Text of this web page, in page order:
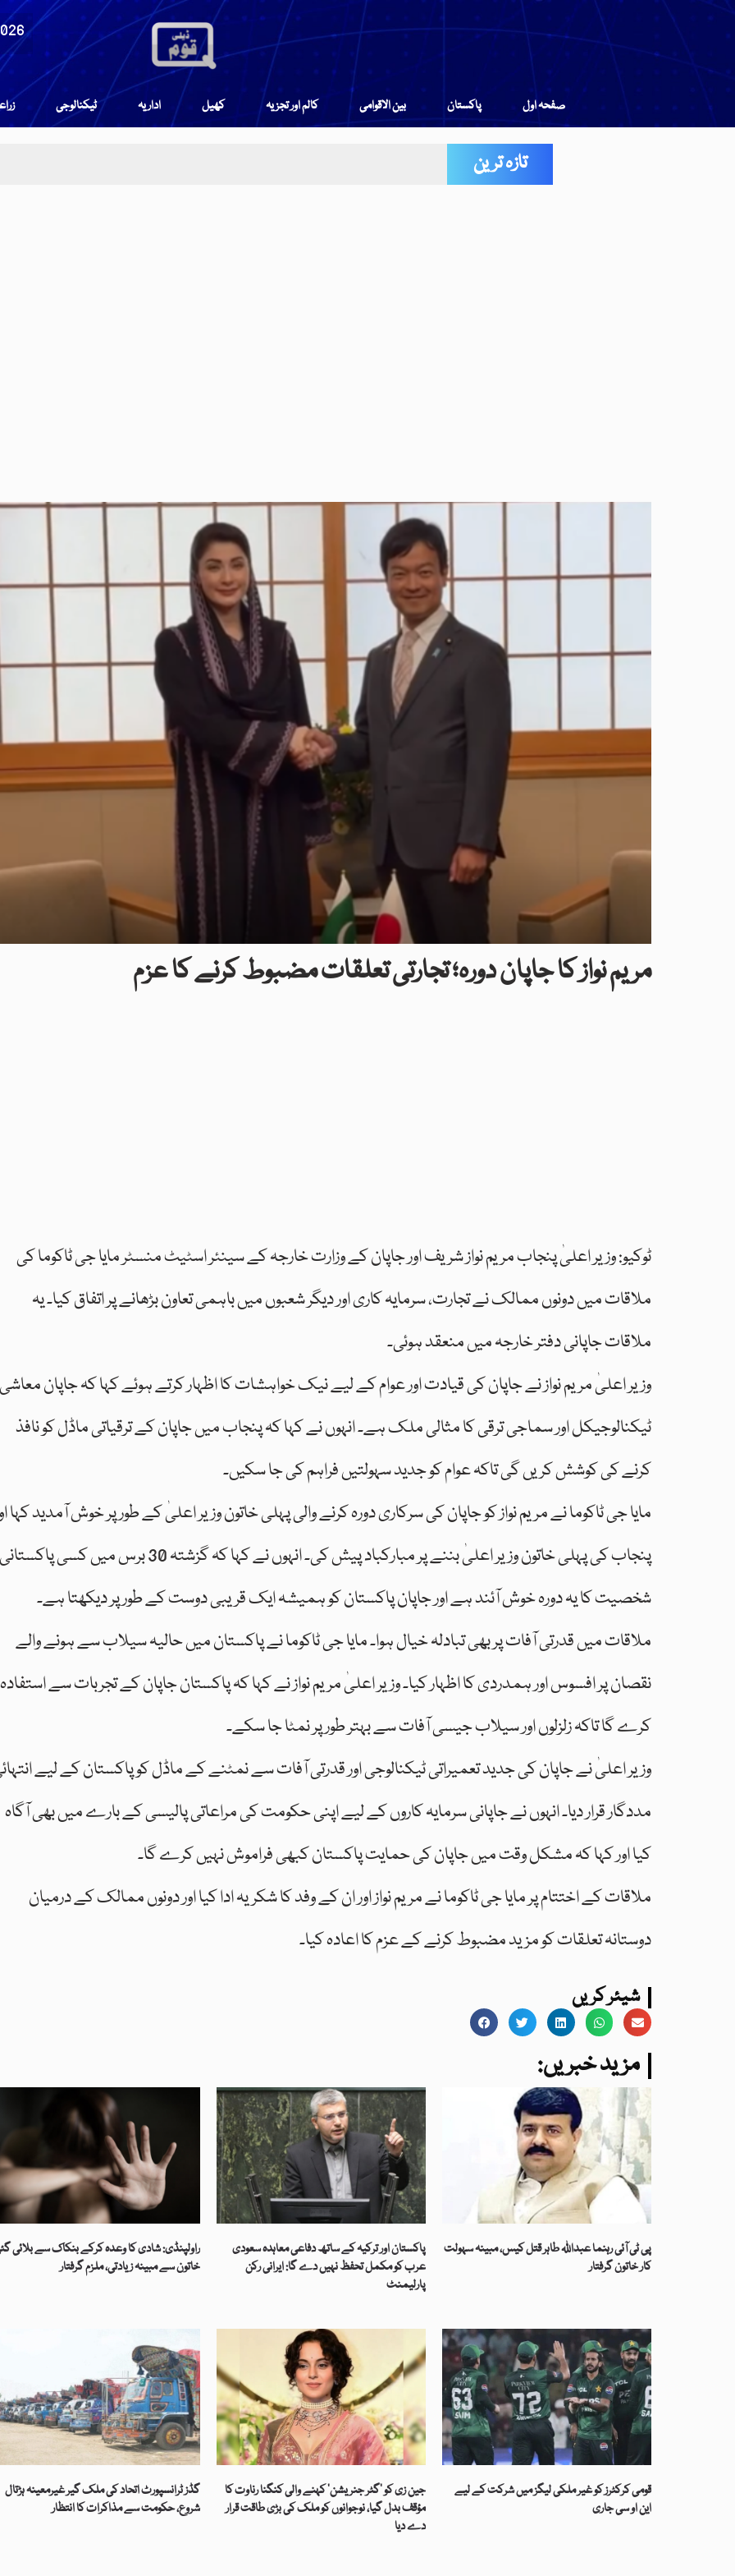
ٹیکنالوجی اداریہ کھیل کالم اور تجزیہ بین الاقوامی پاکستان صفحہ اول
تازہ ترین
مریم نواز کا جاپان دورہ؛ تجارتی تعلقات مضبوط کرنے کا عزم
ٹوکیو: وزیر اعلیٰ پنجاب مریم نواز شریف اور جاپان کے وزارت خارجہ کے سینئر اسٹیٹ منسٹر مایا جی ٹاکوما کی
ملاقات میں دونوں ممالک نے تجارت، سرمایہ کاری اور دیگر شعبوں میں باہمی تعاون بڑھانے پر اتفاق کیا۔ یہ
ملاقات جاپانی دفتر خارجہ میں منعقد ہوئی۔
وزیر اعلیٰ مریم نواز نے جاپان کی قیادت اور عوام کے لیے نیک خواہشات کا اظہار کرتے ہوئے کہا کہ جاپان
ٹیکنالوجیکل اور سماجی ترقی کا مثالی ملک ہے۔ انہوں نے کہا کہ پنجاب میں جاپان کے ترقیاتی ماڈل کو نافذ
کرنے کی کوشش کریں گی تاکہ عوام کو جدید سہولتیں فراہم کی جا سکیں۔
مایا جی ٹاکوما نے مریم نواز کو جاپان کی سرکاری دورہ کرنے والی پہلی خاتون وزیر اعلیٰ کے طور پر خوش آمدید کہا
پنجاب کی پہلی خاتون وزیر اعلیٰ بننے پر مبارکباد پیش کی۔ انہوں نے کہا کہ گزشتہ 30 برس میں کسی پاکستانی
شخصیت کا یہ دورہ خوش آئند ہے اور جاپان پاکستان کو ہمیشہ ایک قریبی دوست کے طور پر دیکھتا ہے۔
ملاقات میں قدرتی آفات پر بھی تبادلہ خیال ہوا۔ مایا جی ٹاکوما نے پاکستان میں حالیہ سیلاب سے ہونے والے
نقصان پر افسوس اور ہمدردی کا اظہار کیا۔ وزیر اعلیٰ مریم نواز نے کہا کہ پاکستان جاپان کے تجربات سے استفادہ
کرے گا تاکہ زلزلوں اور سیلاب جیسی آفات سے بہتر طور پر نمٹا جا سکے۔
وزیر اعلیٰ نے جاپان کی جدید تعمیراتی ٹیکنالوجی اور قدرتی آفات سے نمٹنے کے ماڈل کو پاکستان کے لیے
مددگار قرار دیا۔ انہوں نے جاپانی سرمایہ کاروں کے لیے اپنی حکومت کی مراعاتی پالیسی کے بارے میں بھی آگاہ
کیا اور کہا کہ مشکل وقت میں جاپان کی حمایت پاکستان کبھی فراموش نہیں کرے گا۔
ملاقات کے اختتام پر مایا جی ٹاکوما نے مریم نواز اور ان کے وفد کا شکریہ ادا کیا اور دونوں ممالک کے درمیان
دوستانہ تعلقات کو مزید مضبوط کرنے کے عزم کا اعادہ کیا۔
شیئر کریں
:مزید خبریں
راولپنڈی: شادی کا وعدہ کرکے بنکاک سے بلائی
خاتون سے مبینہ زیادتی، ملزم گرفتار
پاکستان اور ترکیہ کے ساتھ دفاعی معاہدہ سعودی
عرب کو مکمل تحفظ نہیں دے گا: ایرانی رکن
پارلیمنٹ
پی ٹی آئی رہنما عبداللہ طاہر قتل کیس، مبینہ سہولت
کار خاتون گرفتار
گڈز ٹرانسپورٹ اتحاد کی ملک گیر غیرمعینہ ہڑتال
شروع، حکومت سے مذاکرات کا انتظار
جین زی کو ’گٹر جنریشن‘ کہنے والی کنگنا رناوت کا
مؤقف بدل گیا، نوجوانوں کو ملک کی بڑی طاقت قرار
دے دیا
قومی کرکٹرز کو غیر ملکی لیگز میں شرکت کے لیے
این او سی جاری